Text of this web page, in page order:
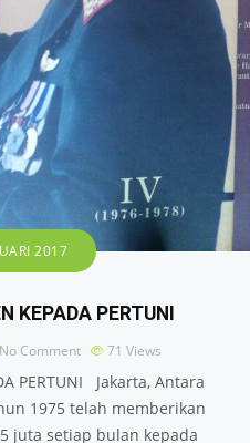
2017
KEPADA PERTUNI
No Comment 71 Views
PERTUNI Jakarta, Antara
1975 telah memberikan
juta setiap bulan kepada